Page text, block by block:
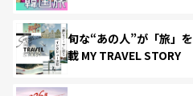
旬な“あの人”が「旅」
載 MY TRAVEL STORY